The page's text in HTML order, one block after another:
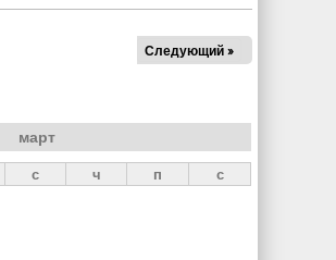
Следующий »
март
с ч п с